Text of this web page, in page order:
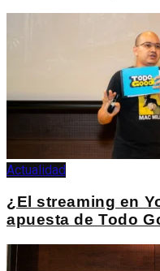
Actualidad
¿El streaming en
apuesta de Todo